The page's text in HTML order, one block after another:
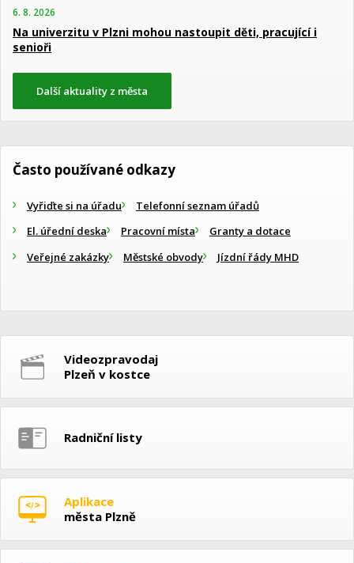
6. 8. 2026
Na univerzitu v Plzni mohou nastoupit děti, pracující i
senioři
Další aktuality z města
Často používané odkazy
Vyřiďte si na úřadu
Telefonní seznam úřadů
El. úřední deska
Pracovní místa
Granty a dotace
Veřejné zakázky
Městské obvody Jízdní řády MHD
Videozpravodaj
Plzeň v kostce
Radniční listy
Aplikace
města Plzně